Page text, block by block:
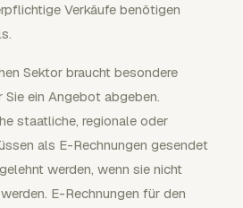
Verkäufe benötigen
Sektor braucht besondere
ein Angebot abgeben.
staatliche, regionale oder
als E-Rechnungen gesendet
werden, wenn sie nicht
E-Rechnungen für den